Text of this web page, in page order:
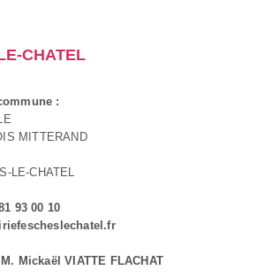
CHATEL
:
MITTERAND
LE-CHATEL
93 00 10
M. Mickaël VIATTE FLACHAT